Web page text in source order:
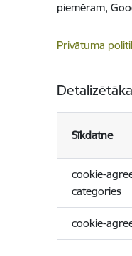
piemēram,
Privātuma
Sīkdatne
cookie-
categories
cookie-